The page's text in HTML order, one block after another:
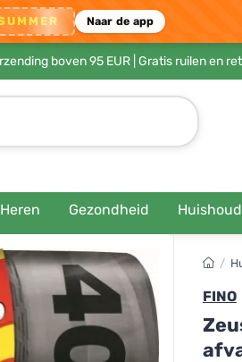
Naar de app
boven 95 EUR| Gratis ruilen en
Heren Gezondheid
/
FINO